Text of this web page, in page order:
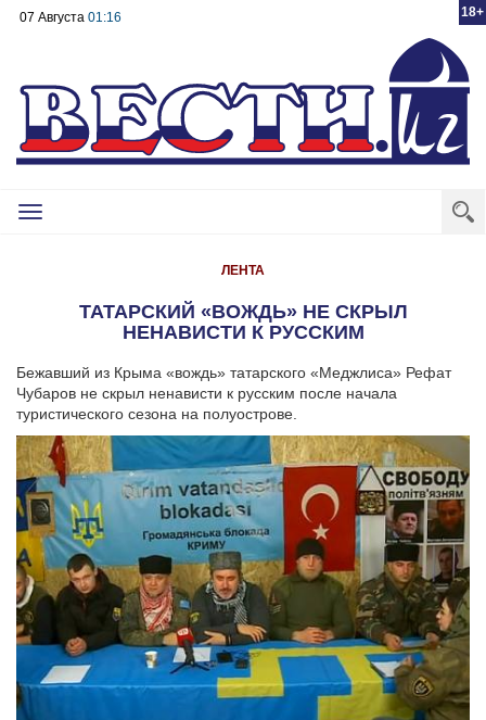
18+
07 Августа 01:16
Toggle
ЛЕНТА
ТАТАРСКИЙ «ВОЖДЬ» НЕ СКРЫЛ
НЕНАВИСТИ К РУССКИМ
Бежавший из Крыма «вождь» татарского «Меджлиса» Рефат
Чубаров не скрыл ненависти к русским после начала
туристического сезона на полуострове.